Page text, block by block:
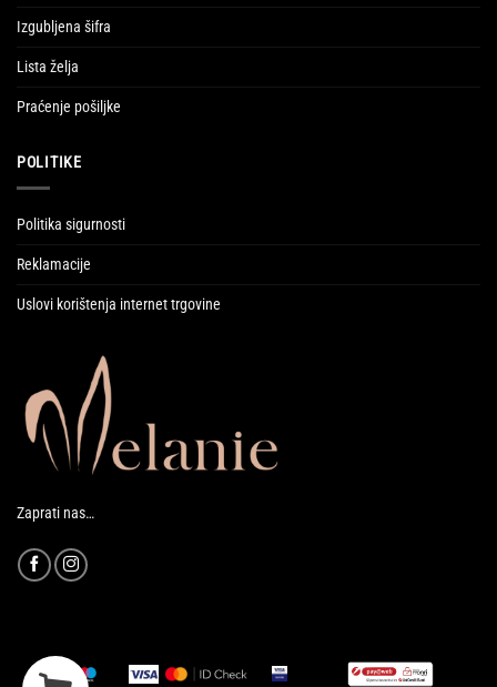
Izgubljena šifra
Lista želja
Praćenje pošiljke
POLITIKE
Politika sigurnosti
Reklamacije
Uslovi korištenja internet trgovine
Zaprati nas…